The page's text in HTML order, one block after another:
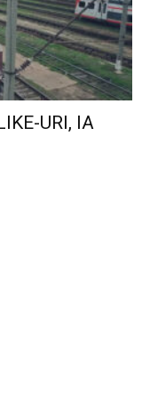
URI, IA